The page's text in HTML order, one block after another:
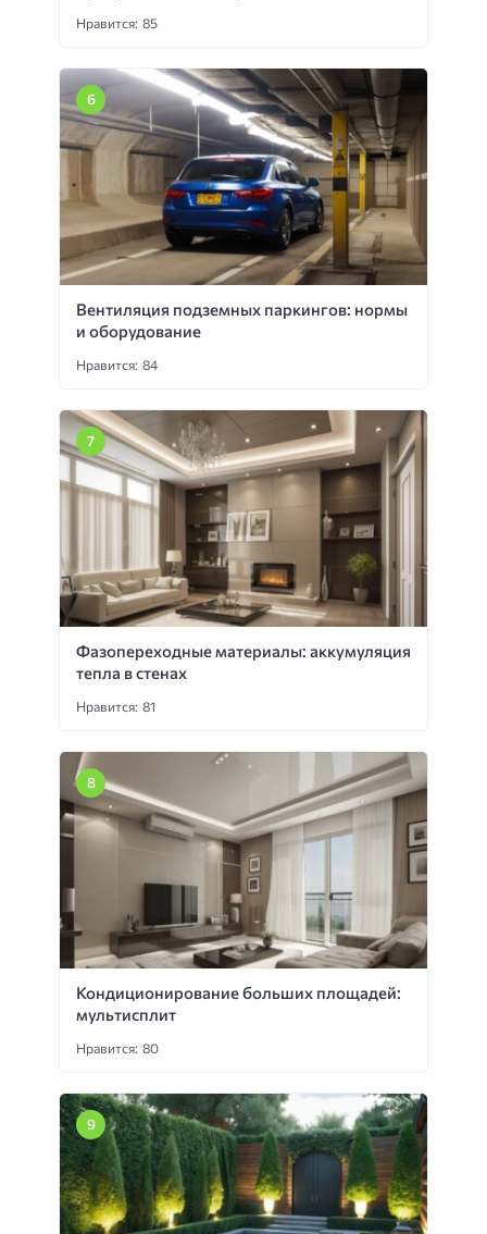
Нравится: 85
Вентиляция подземных паркингов: нормы
и оборудование
Нравится: 84
Фазопереходные материалы: аккумуляция
тепла в стенах
Нравится: 81
Кондиционирование больших площадей:
мультисплит
Нравится: 80